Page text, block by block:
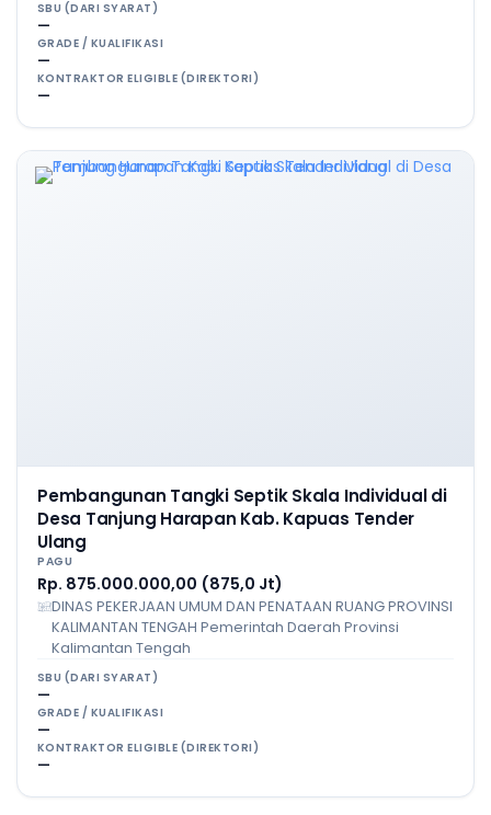
SBU (DARI SYARAT)
—
GRADE / KUALIFIKASI
—
KONTRAKTOR ELIGIBLE (DIREKTORI)
—
Pembangunan Tangki Septik Skala Individual di
Desa Tanjung Harapan Kab. Kapuas Tender
Ulang
PAGU
Rp. 875.000.000,00 (875,0 Jt)
DINAS PEKERJAAN UMUM DAN PENATAAN RUANG PROVINSI
KALIMANTAN TENGAH Pemerintah Daerah Provinsi
Kalimantan Tengah
SBU (DARI SYARAT)
—
GRADE / KUALIFIKASI
—
KONTRAKTOR ELIGIBLE (DIREKTORI)
—